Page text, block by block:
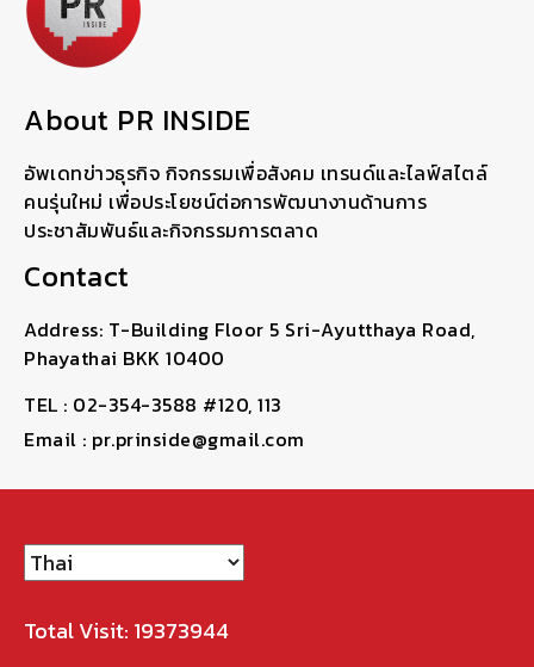
About PR INSIDE
อัพเดทข่าวธุรกิจ กิจกรรมเพื่อสังคม เทรนด์และไลฟ์สไตล์
คนรุ่นใหม่ เพื่อประโยชน์ต่อการพัฒนางานด้านการ
ประชาสัมพันธ์และกิจกรรมการตลาด
Contact
Address: T-Building Floor 5 Sri-Ayutthaya Road,
Phayathai BKK 10400
TEL : 02-354-3588 #120, 113
Email : pr.prinside@gmail.com
Total Visit: 19373944